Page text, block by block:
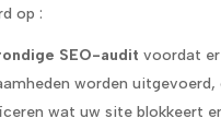
op :
SEO-audit voordat er
worden
wat uw site blokkeert